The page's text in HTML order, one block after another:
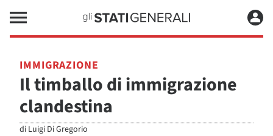
IMMIGRAZIONE
Il timballo di immigrazione
clandestina
di Luigi Di Gregorio